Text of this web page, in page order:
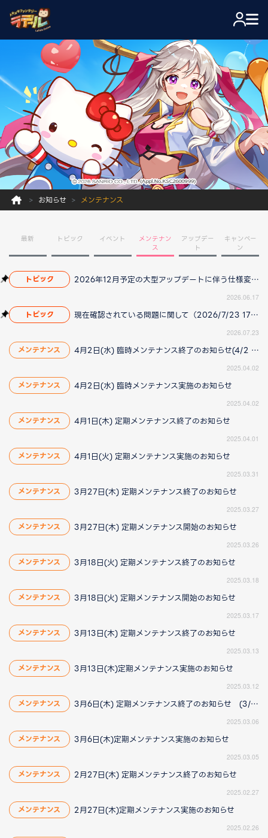
お知らせ メンテナンス
最新 トピック イベント
メンテナン
ス
アップデー
ト
キャンペー
ン
トピック 2026年12月予定の大型アップデートに伴う仕様変更のお知らせ
2026.06.17
トピック 現在確認されている問題に関して（2026/7/23 17:00更新）
2026.07.23
メンテナンス 4月2日(水) 臨時メンテナンス終了のお知らせ(4/2 15:20更新)
2025.04.02
メンテナンス 4月2日(水) 臨時メンテナンス実施のお知らせ
2025.04.02
メンテナンス 4月1日(木) 定期メンテナンス終了のお知らせ
2025.04.01
メンテナンス 4月1日(火) 定期メンテナンス実施のお知らせ
2025.03.31
メンテナンス 3月27日(木) 定期メンテナンス終了のお知らせ
2025.03.27
メンテナンス 3月27日(木) 定期メンテナンス開始のお知らせ
2025.03.26
メンテナンス 3月18日(火) 定期メンテナンス終了のお知らせ
2025.03.18
メンテナンス 3月18日(火) 定期メンテナンス開始のお知らせ
2025.03.17
メンテナンス 3月13日(木) 定期メンテナンス終了のお知らせ
2025.03.13
メンテナンス 3月13日(木)定期メンテナンス実施のお知らせ
2025.03.12
メンテナンス 3月6日(木) 定期メンテナンス終了のお知らせ (3/6 18:15更新)
2025.03.06
メンテナンス 3月6日(木)定期メンテナンス実施のお知らせ
2025.03.05
メンテナンス 2月27日(木) 定期メンテナンス終了のお知らせ
2025.02.27
メンテナンス 2月27日(木)定期メンテナンス実施のお知らせ
2025.02.26